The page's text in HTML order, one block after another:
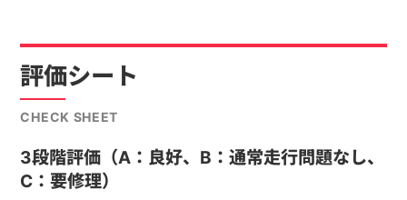
評価シート
CHECK SHEET
3段階評価（A：良好、B：通常走行問題なし、
C：要修理）